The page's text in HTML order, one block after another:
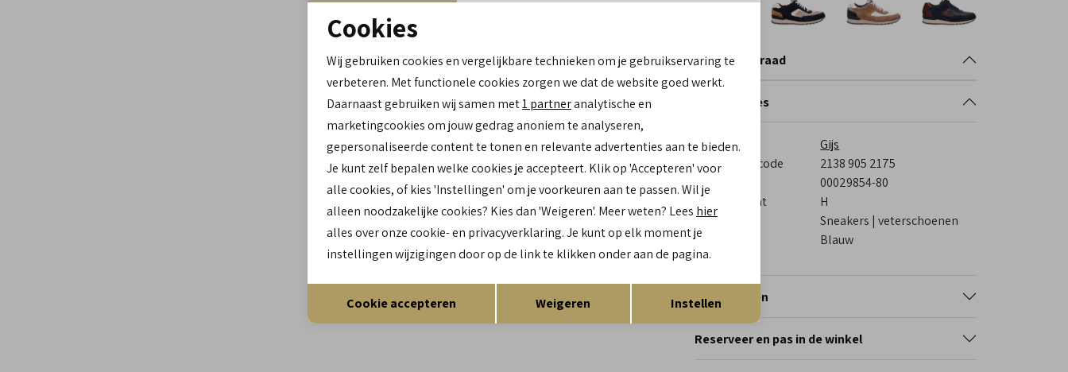
Winkelvoorraad
Specificaties
Merk
Gijs
Leveranciercode
2138 905 2175
Bestelcode
00029854-80
Breedtemaat
H
Categorie
Sneakers | veterschoenen
Kleur
Blauw
Retourneren
Reserveer en pas in de winkel
Noodzakelijke cookies
Analytische cookies Marketing cookies
Terug Opslaan
Cookies
Wij gebruiken cookies en vergelijkbare technieken om je gebruikservaring te
verbeteren. Met functionele cookies zorgen we dat de website goed werkt.
Daarnaast gebruiken wij samen met1 partneranalytische en
marketingcookies om jouw gedrag anoniem te analyseren,
gepersonaliseerde content te tonen en relevante advertenties aan te bieden.
Je kunt zelf bepalen welke cookies je accepteert. Klik op 'Accepteren' voor
alle cookies, of kies 'Instellingen' om je voorkeuren aan te passen. Wil je
alleen noodzakelijke cookies? Kies dan 'Weigeren'. Meer weten? Lees hier
alles over onze cookie- en privacyverklaring. Je kunt op elk moment je
instellingen wijzigingen door op de link te klikken onder aan de pagina.
Cookie accepteren Weigeren Instellen